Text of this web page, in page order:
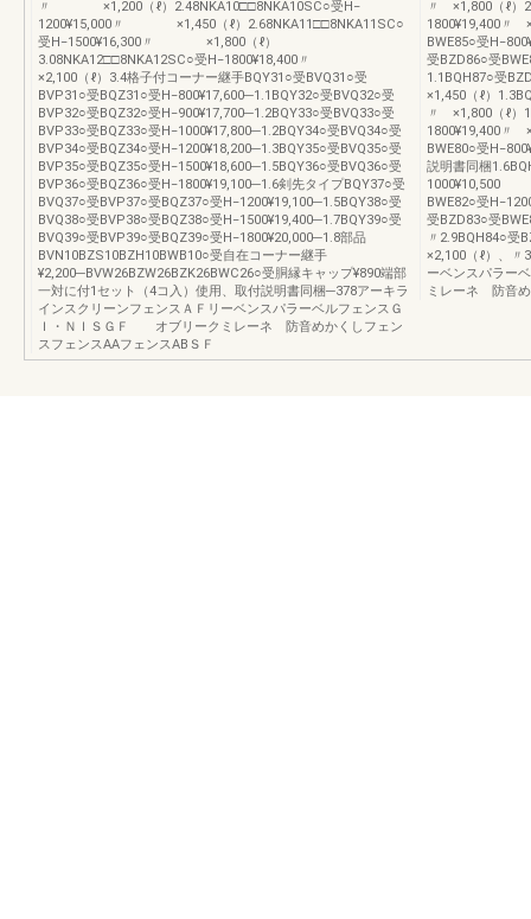
〃 ×1,200（ℓ）2.48NKA10□□8NKA10SC○受H‒
1200¥15,000〃 ×1,450（ℓ）2.68NKA11□□8NKA11SC○
受H‒1500¥16,300〃 ×1,800（ℓ）
3.08NKA12□□8NKA12SC○受H‒1800¥18,400〃
×2,100（ℓ）3.4格子付コーナー継手BQY31○受BVQ31○受
BVP31○受BQZ31○受H‒800¥17,600─1.1BQY32○受BVQ32○受
BVP32○受BQZ32○受H‒900¥17,700─1.2BQY33○受BVQ33○受
BVP33○受BQZ33○受H‒1000¥17,800─1.2BQY34○受BVQ34○受
BVP34○受BQZ34○受H‒1200¥18,200─1.3BQY35○受BVQ35○受
BVP35○受BQZ35○受H‒1500¥18,600─1.5BQY36○受BVQ36○受
BVP36○受BQZ36○受H‒1800¥19,100─1.6剣先タイプBQY37○受
BVQ37○受BVP37○受BQZ37○受H‒1200¥19,100─1.5BQY38○受
BVQ38○受BVP38○受BQZ38○受H‒1500¥19,400─1.7BQY39○受
BVQ39○受BVP39○受BQZ39○受H‒1800¥20,000─1.8部品
BVN10BZS10BZH10BWB10○受自在コーナー継手
¥2,200─BVW26BZW26BZK26BWC26○受胴縁キャップ¥890端部
一対に付1セット（4コ入）使用、取付説明書同梱─378アーキラ
インスクリーンフェンスＡＦリーベンスパラーベルフェンスＧ
Ｉ・ＮＩＳＧＦ オブリークミレーネ 防音めかくしフェン
スフェンスAAフェンスABＳＦ
〃 ×1,800（ℓ）
1800¥19,400〃
BWE85○受
受BZD86○受
1.1BQH87○受
×1,450（ℓ）
〃 ×1,800（ℓ）
1800¥19,400〃
BWE80○受
説明書同梱
1000¥10,500
BWE82○受
受BZD83○受
〃2.9BQH84○
×2,100（ℓ）、〃
ーベンスパラー
ミレーネ 防音め